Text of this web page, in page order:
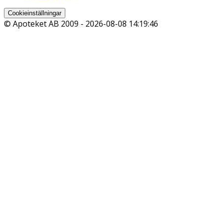
Cookieinställningar
© Apoteket AB 2009 - 2026-08-08 14:19:46